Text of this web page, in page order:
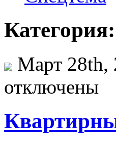
Март 28th,
отключены